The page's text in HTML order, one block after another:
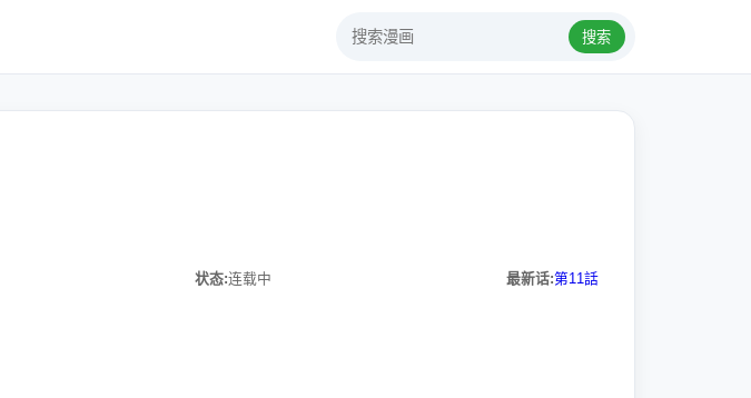
搜索
状态:连载中 最新话:第11話